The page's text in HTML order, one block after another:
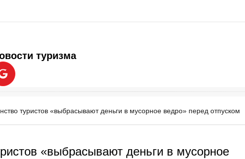
туризма
туристов «выбрасывают деньги в мусорное ведро» перед отпуском
«выбрасывают деньги в мусорное